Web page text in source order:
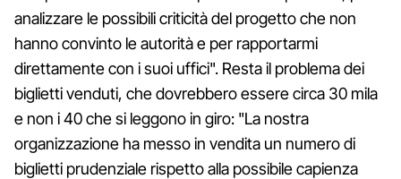
analizzare le possibili criticità del progetto che non
hanno convinto le autorità e per rapportarmi
direttamente con i suoi uffici". Resta il problema dei
biglietti venduti, che dovrebbero essere circa 30 mila
e non i 40 che si leggono in giro: "La nostra
organizzazione ha messo in vendita un numero di
biglietti prudenziale rispetto alla possibile capienza